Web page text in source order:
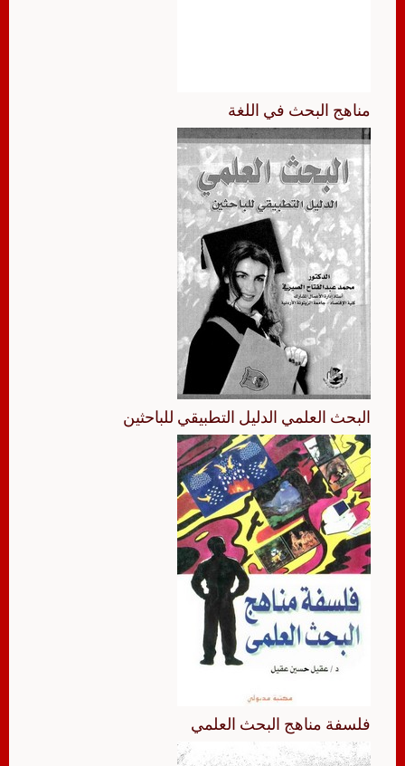
مناهج البحث في اللغة
البحث العلمي الدليل التطبيقي للباحثين
فلسفة مناهج البحث العلمي